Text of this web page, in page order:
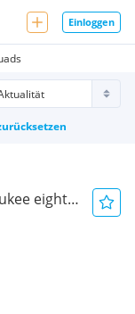
Einloggen
eight